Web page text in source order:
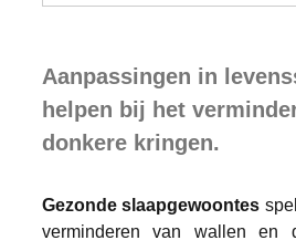
Aanpassingen in
helpen bij het
donkere kringen.
Gezonde slaapgewoontes
verminderen van wallen en